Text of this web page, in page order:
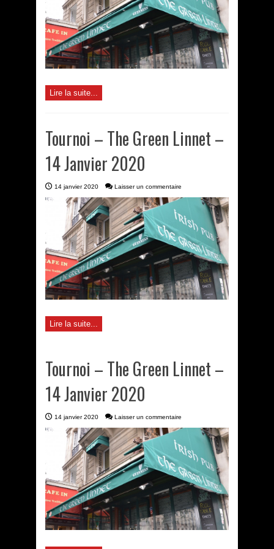
Lire la suite...
Tournoi – The Green Linnet –
14 Janvier 2020
14 janvier 2020 Laisser un commentaire
Lire la suite...
Tournoi – The Green Linnet –
14 Janvier 2020
14 janvier 2020 Laisser un commentaire